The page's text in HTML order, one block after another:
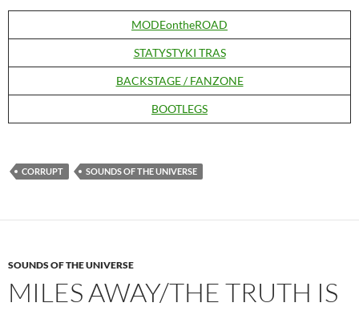
MODEontheROAD
STATYSTYKI TRAS
BACKSTAGE / FANZONE
BOOTLEGS
CORRUPT SOUNDS OF THE UNIVERSE
SOUNDS OF THE UNIVERSE
MILES AWAY/THE TRUTH IS